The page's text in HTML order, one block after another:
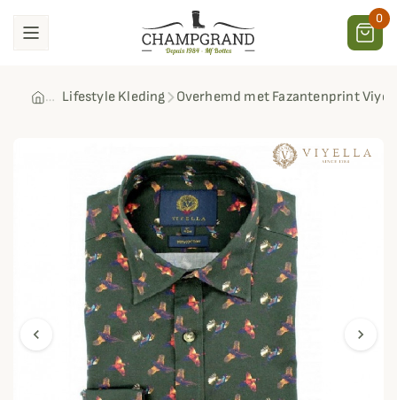
0
Lifestyle Kleding Overhemd met Fazantenprint
chevron_left chevron_right